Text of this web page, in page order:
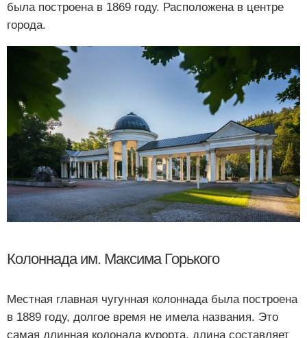
была построена в 1869 году. Расположена в центре
города.
Колоннада им. Максима Горького
Местная главная чугунная колоннада была построена
в 1889 году, долгое время не имела названия. Это
самая длинная колонада курорта, длина составляет